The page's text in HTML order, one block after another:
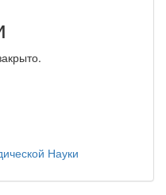
Науки